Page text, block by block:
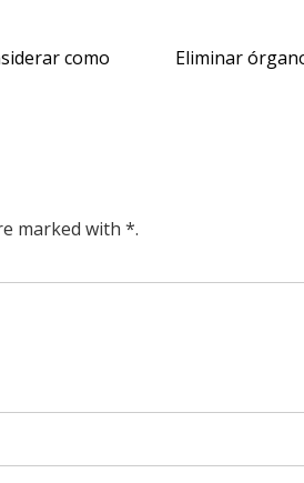
como
Eliminar
marked with *.